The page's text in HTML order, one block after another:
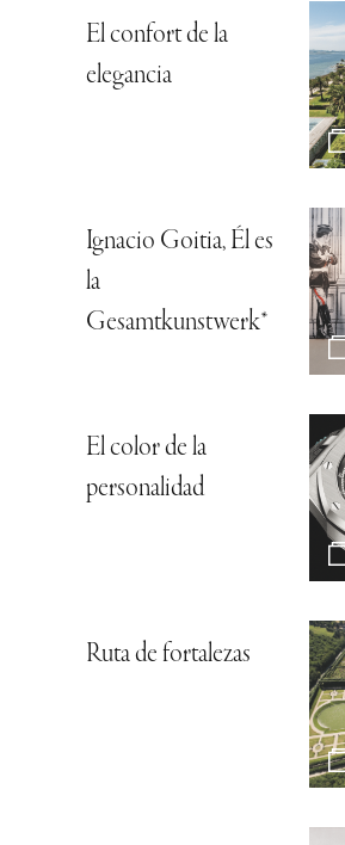
El confort de la
elegancia
Ignacio Goitia, Él es
la
Gesamtkunstwerk*
El color de la
personalidad
Ruta de fortalezas